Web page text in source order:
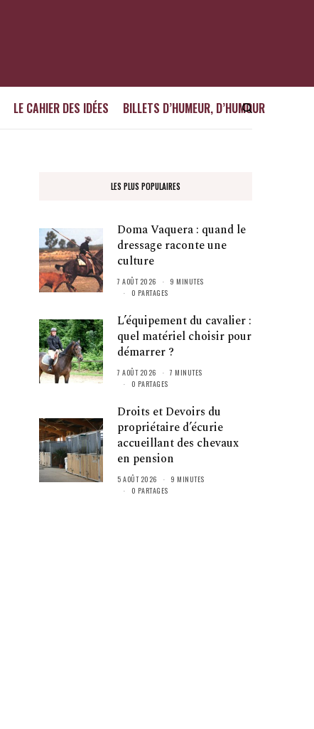
LE CAHIER DES IDÉES BILLETS D’HUMEUR, D’HUMOUR
LES PLUS POPULAIRES
Doma Vaquera : quand le
dressage raconte une
culture
7 AOÛT 2026
9 MINUTES
0 PARTAGES
L’équipement du cavalier :
quel matériel choisir pour
démarrer ?
7 AOÛT 2026
7 MINUTES
0 PARTAGES
Droits et Devoirs du
propriétaire d’écurie
accueillant des chevaux
en pension
5 AOÛT 2026
9 MINUTES
0 PARTAGES